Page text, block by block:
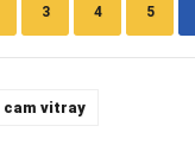
3 4 5
cam vitray